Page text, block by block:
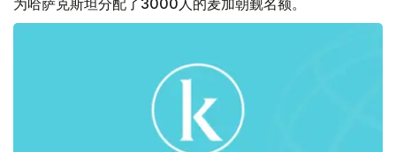
为哈萨克斯坦分配了3000人的麦加朝觐名额。